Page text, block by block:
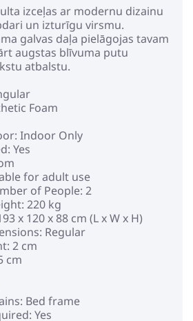
izceļas ar modernu dizainu
un izturīgu virsmu.
galvas daļa pielāgojas tavam
augstas blīvuma putu
atbalstu.
Foam
Indoor Only
Yes
for adult use
of People: 2
220 kg
x 120 x 88 cm (L x W x H)
Regular
2 cm
cm
Bed frame
Yes